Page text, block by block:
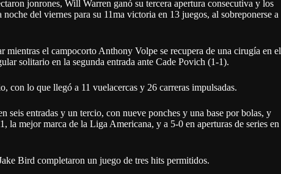
jonrones, Will Warren ganó su tercera apertura consecutiva y los
del viernes para su 11ma victoria en 13 juegos, al sobreponerse a
el campocorto Anthony Volpe se recupera de una cirugía en el
solitario en la segunda entrada ante Cade Povich (1-1).
con lo que llegó a 11 vuelacercas y 26 carreras impulsadas.
seis entradas y un tercio, con nueve ponches y una base por bolas, y
la mejor marca de la Liga Americana, y a 5-0 en aperturas de series en
Bird completaron un juego de tres hits permitidos.